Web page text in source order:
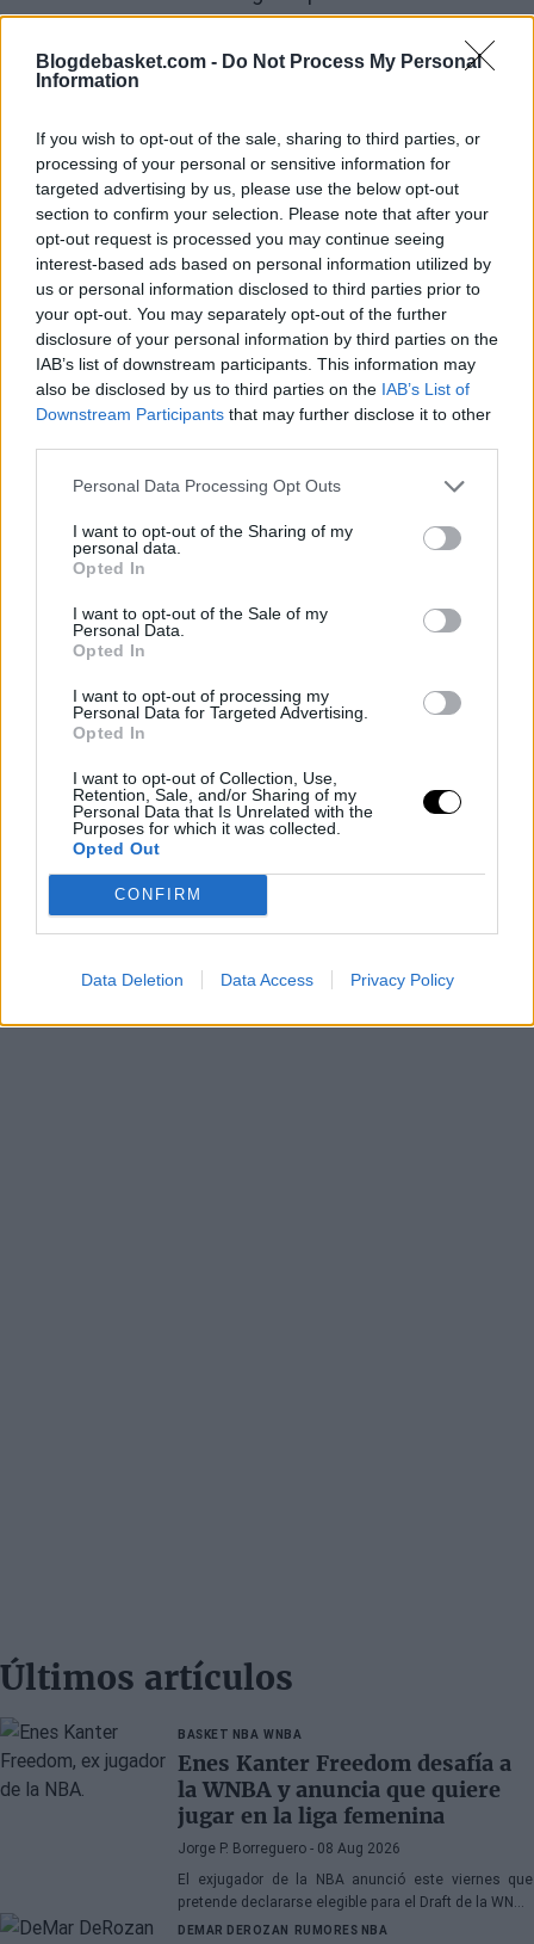
Blogdebasket.com - Do Not Process My Personal
Information
If you wish to opt-out of the sale, sharing to third parties, or
processing of your personal or sensitive information for
targeted advertising by us, please use the below opt-out
section to confirm your selection. Please note that after your
opt-out request is processed you may continue seeing
interest-based ads based on personal information utilized by
us or personal information disclosed to third parties prior to
your opt-out. You may separately opt-out of the further
disclosure of your personal information by third parties on the
IAB’s list of downstream participants. This information may
also be disclosed by us to third parties on the IAB’s List of
Downstream Participants that may further disclose it to other
Personal Data Processing Opt Outs
I want to opt-out of the Sharing of my
personal data.
Opted In
I want to opt-out of the Sale of my
Personal Data.
Opted In
I want to opt-out of processing my
Personal Data for Targeted Advertising.
Opted In
I want to opt-out of Collection, Use,
Retention, Sale, and/or Sharing of my
Personal Data that Is Unrelated with the
Purposes for which it was collected.
Opted Out
CONFIRM
Data Deletion Data Access Privacy Policy
restringida en 2027.
La situación de Ware
El caso de Ware es distinto: el pívot de 21 años, elegido
en el número 15 del draft de 2024, tuvo un papel
destacado desde el inicio. Disputó 64 partidos, con 36
titularidades, y firmó medias de 9.3 puntos, 7.4 rebotes y
1.1 tapones en 22.2 minutos por noche. Su rendimiento
le valió un puesto en el segundo quinteto de novatos y
un sexto lugar en la carrera por el Rookie del Año.
opción de 7.14 millones para 2027/28 que, a día de hoy,
parece un movimiento inevitable para
Con esta jugada, los Heat se convierten en el primer
campaña 2026/27, adelantándose al límite del 31 de
octubre. La decisión no solo da estabilidad al núcleo
joven de la plantilla, sino que también confirma la
confianza de la franquicia en dos piezas que, en
medio plazo.
Últimos artículos
BASKET NBA WNBA
Enes Kanter Freedom desafía a
la WNBA y anuncia que quiere
jugar en la liga femenina
Jorge P. Borreguero - 08 Aug 2026
El exjugador de la NBA anunció este viernes que
pretende declararse elegible para el Draft de la WNBA
de 2027
DEMAR DEROZAN RUMORES NBA